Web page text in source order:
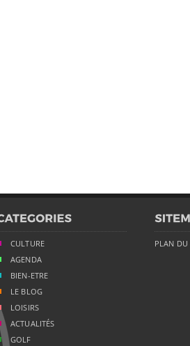
CULTURE
AGENDA
BIEN-ETRE
LE BLOG
LOISIRS
ACTUALITÉS
GOLF
PLAN DU